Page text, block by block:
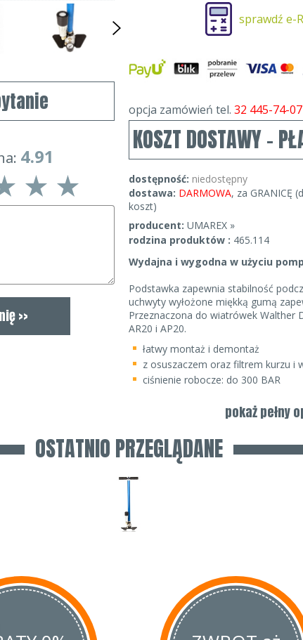
4.91
sprawdź e-
opcja zamówień tel. 32 445-74-07
KOSZT DOSTAWY -
dostępność: niedostępny
dostawa: DARMOWA, za GRANICĘ
koszt)
producent: UMAREX »
rodzina produktów : 465.114
Wydajna i wygodna w użyciu
Podstawka zapewnia stabilność
uchwyty wyłożone miękką gumą
Przeznaczona do wiatrówek Walther
AR20 i AP20.
łatwy montaż i demontaż
z osuszaczem oraz filtrem kurzu i
ciśnienie robocze: do 300 BAR
pokaż pełny
OSTATNIO PRZEGLĄDANE